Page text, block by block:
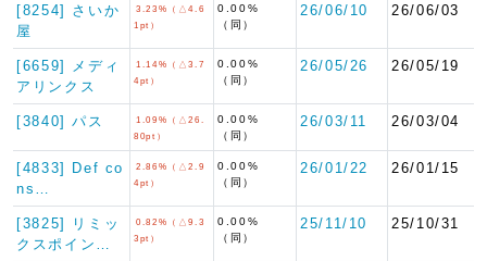
[8254] さいか
屋
3.23%（△4.6
1pt）
0.00%
（同）
26/06/10 26/06/03
[6659] メディ
アリンクス
1.14%（△3.7
4pt）
0.00%
（同）
26/05/26 26/05/19
[3840] パス
1.09%（△26.
80pt）
0.00%
（同）
26/03/11 26/03/04
[4833] Def co
ns…
2.86%（△2.9
4pt）
0.00%
（同）
26/01/22 26/01/15
[3825] リミッ
クスポイン…
0.82%（△9.3
3pt）
0.00%
（同）
25/11/10 25/10/31